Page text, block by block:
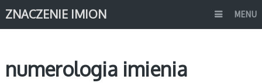
ZNACZENIE IMION MENU
numerologia imienia